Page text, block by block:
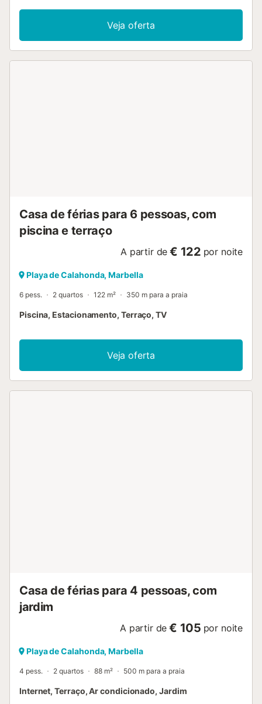
Veja oferta
Casa de férias para 6 pessoas, com
piscina e terraço
A partir de € 122 por noite
Playa de Calahonda, Marbella
6 pess. 2 quartos 122 m² 350 m para a praia
Piscina, Estacionamento, Terraço, TV
Veja oferta
Casa de férias para 4 pessoas, com
jardim
A partir de € 105 por noite
Playa de Calahonda, Marbella
4 pess. 2 quartos 88 m² 500 m para a praia
Internet, Terraço, Ar condicionado, Jardim